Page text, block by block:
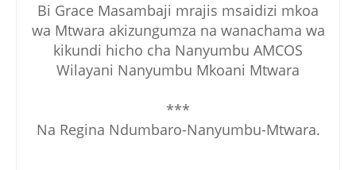
Bi Grace Masambaji mrajis msaidizi mkoa
wa Mtwara akizungumza na wanachama wa
kikundi hicho cha Nanyumbu AMCOS
Wilayani Nanyumbu Mkoani Mtwara
***
Na Regina Ndumbaro-Nanyumbu-Mtwara.